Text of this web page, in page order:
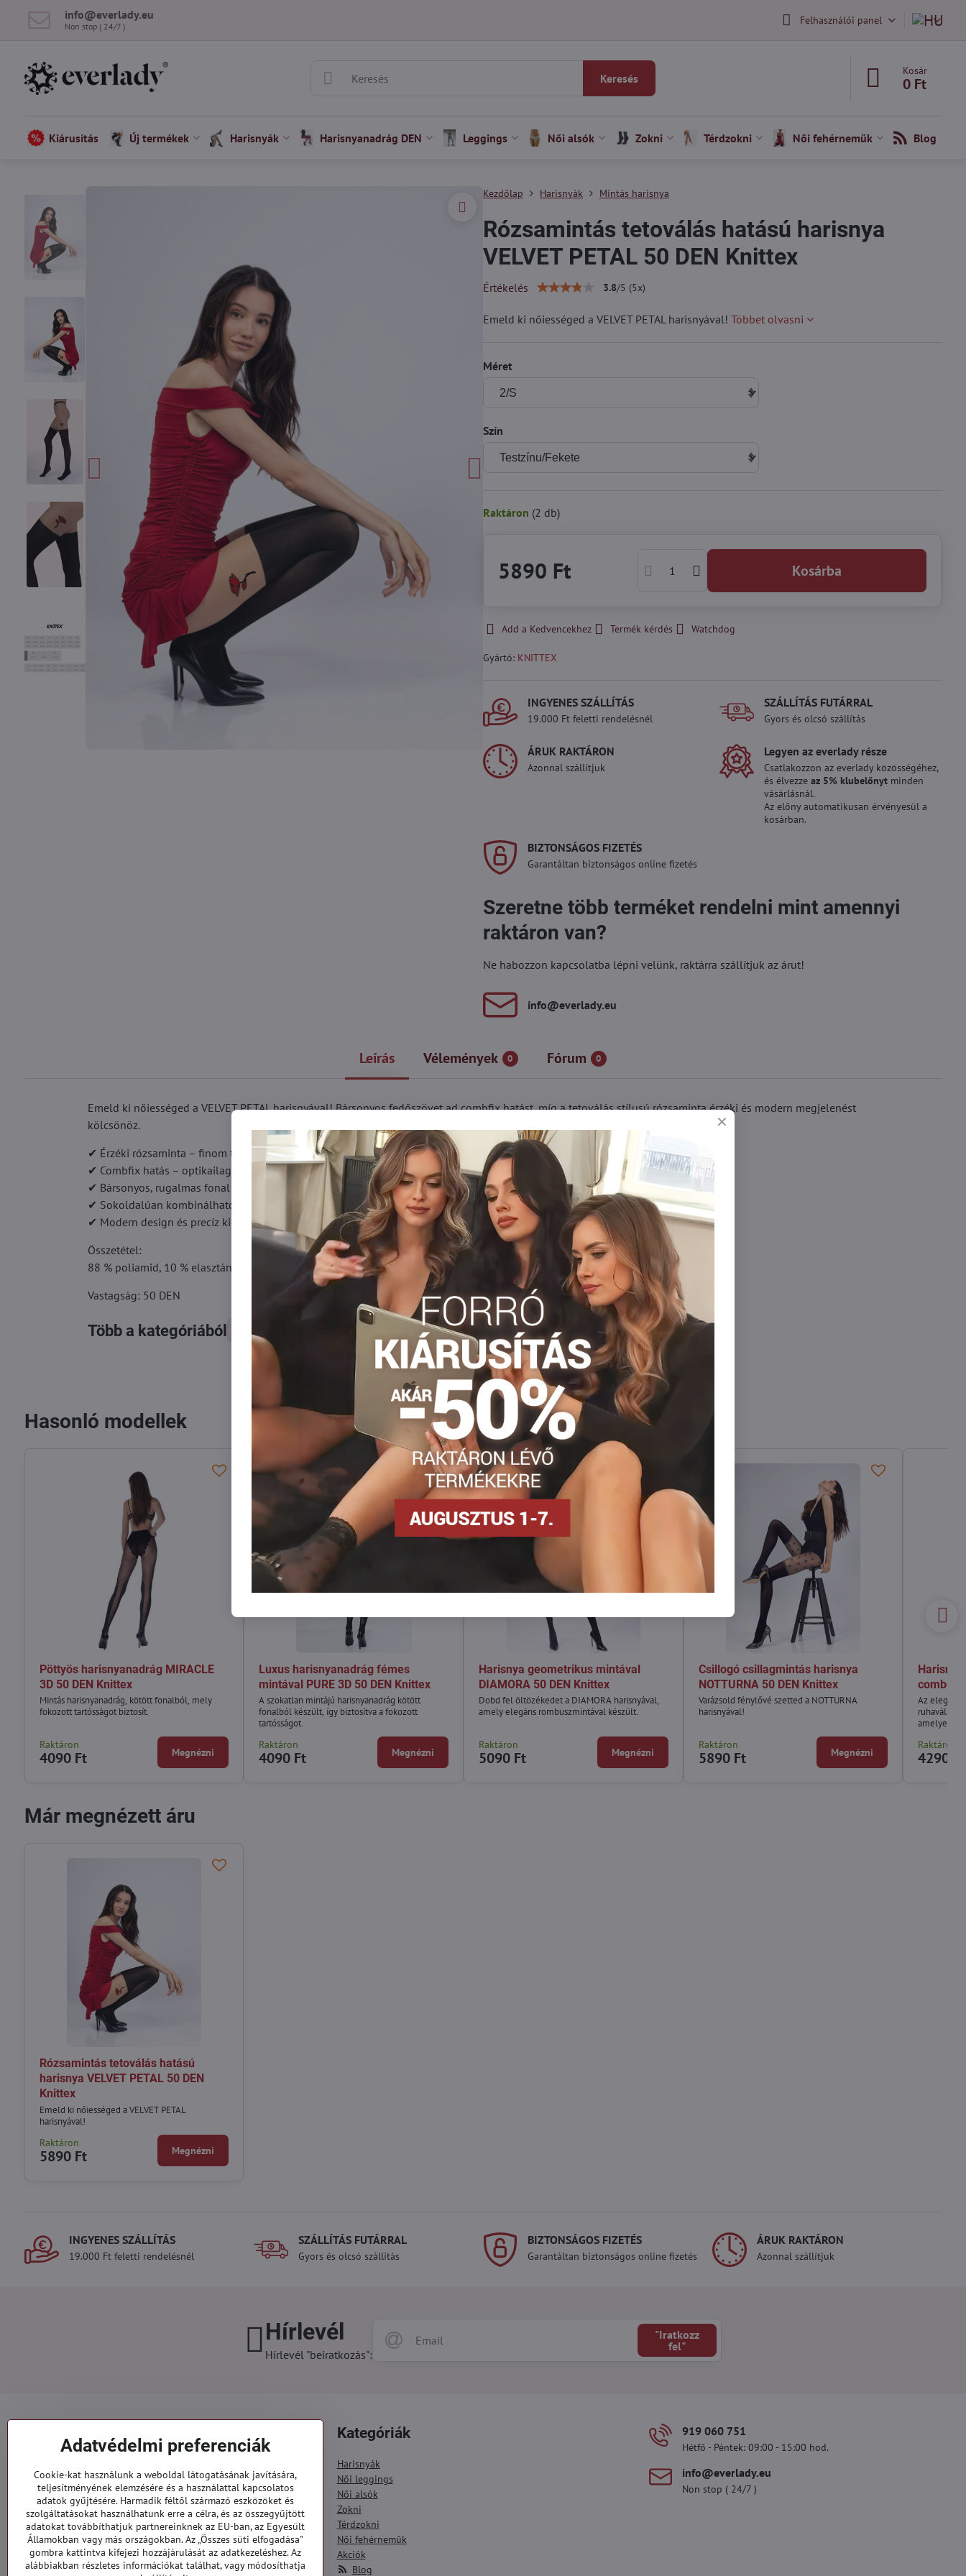
info​@everlady​.eu
Non stop ( 24/7 ) Felhasználói panel
Keresés
Kosár
0 Ft
Kiárusítás Új termékek Harisnyák Harisnyanadrág DEN Leggings Női alsók Zokni Térdzokni Női fehérneműk Blog
Kezdőlap Harisnyák Mintás harisnya
Rózsamintás tetoválás hatású harisnya
VELVET PETAL 50 DEN Knittex
Értékelés 3.8/5 (5x)
Emeld ki nőiességed a VELVET PETAL harisnyával! Többet olvasni
Méret
Szín
Raktáron (2 db)
5890 Ft Kosárba
Add a Kedvencekhez Termék kérdés Watchdog
Gyártó: KNITTEX
INGYENES SZÁLLÍTÁS
19.000 Ft feletti rendelésnél
SZÁLLÍTÁS FUTÁRRAL
Gyors és olcsó szállítás
ÁRUK RAKTÁRON
Azonnal szállítjuk
Legyen az everlady része
Csatlakozzon az everlady közösségéhez,
és élvezzeaz 5% klubelőnyt minden
vásárlásnál.
Az előny automatikusan érvényesül a
kosárban.
BIZTONSÁGOS FIZETÉS
Garantáltan biztonságos online fizetés
Szeretne több terméket rendelni mint amennyi
raktáron van?
Ne habozzon kapcsolatba lépni velünk, raktárra szállítjuk az árut!
info​@everlady​.eu
Leírás Vélemények 0 Fórum 0
Emeld ki nőiességed a VELVET PETAL harisnyával! Bársonyos fedőszövet ad combfix hatást, míg a tetoválás stílusú rózsaminta érzéki és modern megjelenést
kölcsönöz.
✔ Érzéki rózsaminta – finom tetoválás hatás, ami vonzza a tekintetet
✔ Combfix hatás – optikailag hosszabbítja és karcsúsítja a lábakat
✔ Bársonyos, rugalmas fonal – puha tapintású és ellenálló a szálhúzódásnak
✔ Sokoldalúan kombinálható – ruhákhoz, szoknyákhoz és streetwear stílushoz
✔ Modern design és precíz kidolgozás – trendi és tartós kiegészítő
Összetétel:
88 % poliamid, 10 % elasztán, 1 % polipropilén, 1 % pamut
Vastagság: 50 DEN
Több a kategóriából Silonky 50-60 DEN
FacebookTwitter BlueskyPinterestRedditLinkedInWhatsApp
E-
mail
Hasonló modellek
Pöttyös harisnyanadrág MIRACLE
3D 50 DEN Knittex
Mintás harisnyanadrág, kötött fonalból, mely
fokozott tartósságot biztosít.
Raktáron
4090 Ft Megnézni
Luxus harisnyanadrág fémes
mintával PURE 3D 50 DEN Knittex
A szokatlan mintájú harisnyanadrág kötött
fonalból készült, így biztosítva a fokozott
tartósságot.
Raktáron
4090 Ft Megnézni
Harisnya geometrikus mintával
DIAMORA 50 DEN Knittex
Dobd fel öltözékedet a DIAMORA harisnyával,
amely elegáns rombuszmintával készült.
Raktáron
5090 Ft Megnézni
Csillogó csillagmintás harisnya
NOTTURNA 50 DEN Knittex
Varázsold fénylővé szetted a NOTTURNA
harisnyával!
Raktáron
5890 Ft Megnézni
combon
Az
amelyek
Raktáron
4290 Ft
Már megnézett áru
Rózsamintás tetoválás hatású
harisnya VELVET PETAL 50 DEN
Knittex
Emeld ki nőiességed a VELVET PETAL
harisnyával!
Raktáron
5890 Ft Megnézni
INGYENES SZÁLLÍTÁS
19.000 Ft feletti rendelésnél
SZÁLLÍTÁS FUTÁRRAL
Gyors és olcsó szállítás
BIZTONSÁGOS FIZETÉS
Garantáltan biztonságos online fizetés
ÁRUK RAKTÁRON
Azonnal szállítjuk
Hírlevél
Hírlevél "beiratkozás":
"Iratkozz
fel"
Általános szerződési feltételek
Személyes adatok védelme
Reklamációs űrlap
Kapcsolatt
Megrendelések
Kategóriák
Harisnyák
Női leggings
Női alsók
Zokni
Térdzokni
Női fehérneműk
Akciók
Blog
919 060 751
Hétfő - Péntek: 09:00 - 15:00 hod.
info​@everlady​.eu
Non stop ( 24/7 )
Adatvédelmi preferenciák
Cookie-kat használunk a weboldal látogatásának javítására,
teljesítményének elemzésére és a használattal kapcsolatos
adatok gyűjtésére. Harmadik féltől származó eszközöket és
szolgáltatásokat használhatunk erre a célra, és az összegyűjtött
adatokat továbbíthatjuk partnereinknek az EU-ban, az Egyesült
Államokban vagy más országokban. Az „Összes süti elfogadása"
gombra kattintva kifejezi hozzájárulását az adatkezeléshez. Az
alábbiakban részletes információkat találhat, vagy módosíthatja